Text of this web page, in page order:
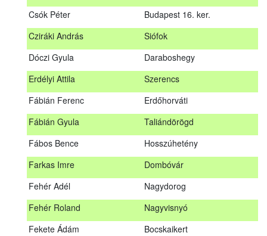
Csók Péter
Budapest 16. ker.
Cziráki András
Siófok
Dóczi Gyula
Daraboshegy
Erdélyi Attila
Szerencs
Fábián Ferenc
Erdőhorváti
Fábián Gyula
Taliándörögd
Fábos Bence
Hosszúhetény
Farkas Imre
Dombóvár
Fehér Adél
Nagydorog
Fehér Roland
Nagyvisnyó
Fekete Ádám
Bocskaikert
Barcs
Cseri Árpád
Cserményiné Váradi Melinda
Csók Péter
Budapest 16. ker.
Daraboshegy
Erdőhorváti
Taliándörögd